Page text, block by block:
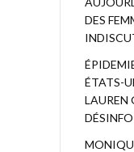
DES
ÉTATS-
LAUREN